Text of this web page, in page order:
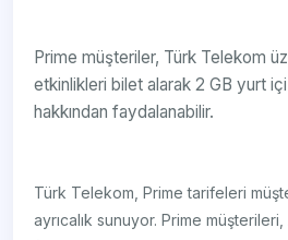
Prime müşteriler, Türk Telekom
etkinlikleri bilet alarak 2 GB yurt
hakkından faydalanabilir.
Türk Telekom, Prime tarifeleri
ayrıcalık sunuyor. Prime